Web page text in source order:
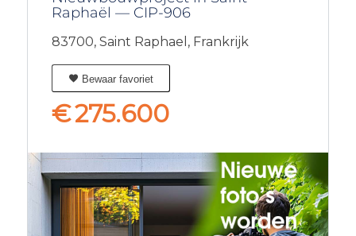
Raphaël — CIP-906
83700, Saint Raphael, Frankrijk
Bewaar favoriet
€275.600